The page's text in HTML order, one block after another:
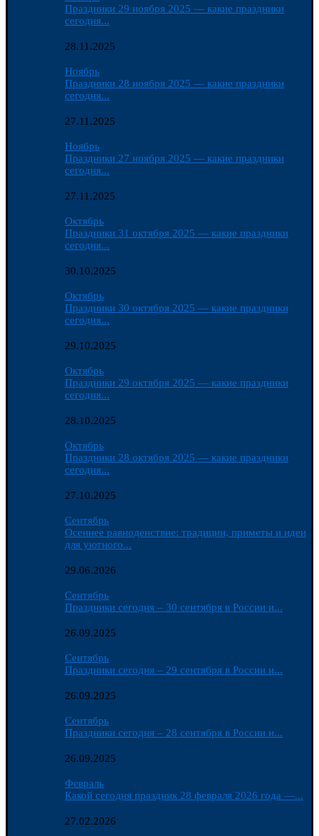
Праздники 29 ноября 2025 — какие праздники
сегодня...
28.11.2025
Ноябрь
Праздники 28 ноября 2025 — какие праздники
сегодня...
27.11.2025
Ноябрь
Праздники 27 ноября 2025 — какие праздники
сегодня...
27.11.2025
Октябрь
Праздники 31 октября 2025 — какие праздники
сегодня...
30.10.2025
Октябрь
Праздники 30 октября 2025 — какие праздники
сегодня...
29.10.2025
Октябрь
Праздники 29 октября 2025 — какие праздники
сегодня...
28.10.2025
Октябрь
Праздники 28 октября 2025 — какие праздники
сегодня...
27.10.2025
Сентябрь
Осеннее равноденствие: традиции, приметы и идеи
для уютного...
29.06.2026
Сентябрь
Праздники сегодня – 30 сентября в России и...
26.09.2025
Сентябрь
Праздники сегодня – 29 сентября в России и...
26.09.2025
Сентябрь
Праздники сегодня – 28 сентября в России и...
26.09.2025
Февраль
Какой сегодня праздник 28 февраля 2026 года —...
27.02.2026